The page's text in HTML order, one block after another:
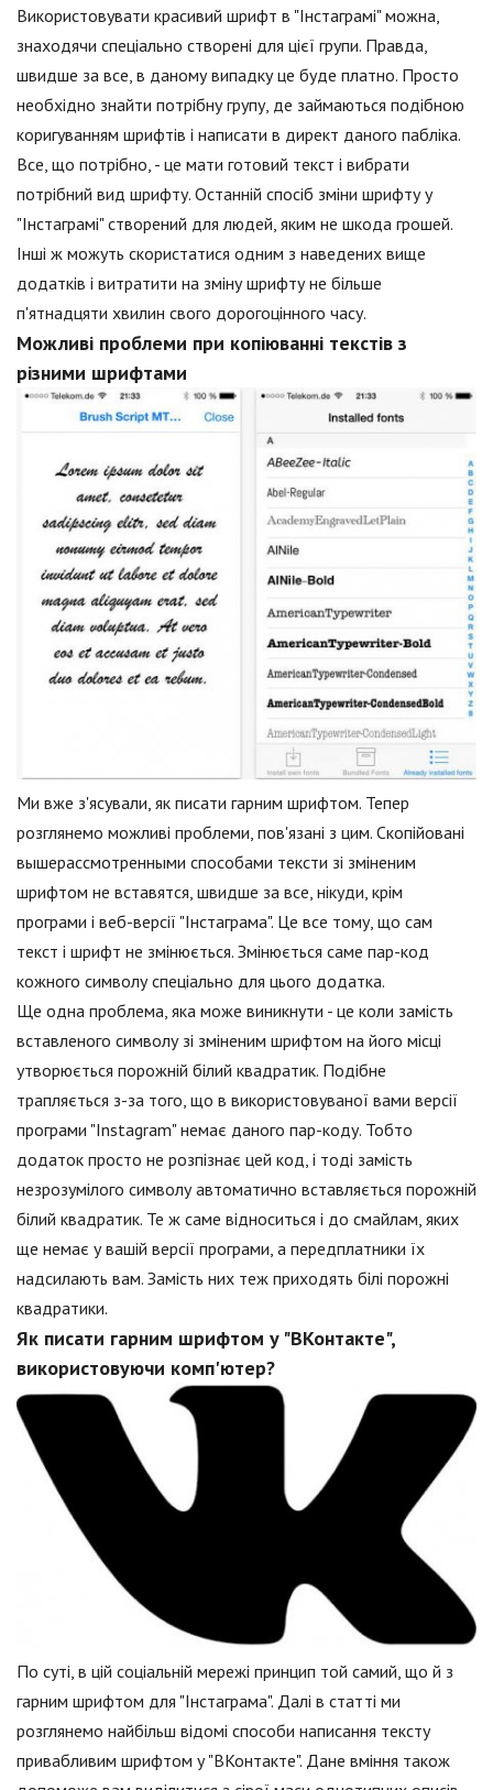
Використовувати красивий шрифт в "Інстаграмі" можна,
знаходячи спеціально створені для цієї групи. Правда,
швидше за все, в даному випадку це буде платно. Просто
необхідно знайти потрібну групу, де займаються подібною
коригуванням шрифтів і написати в директ даного пабліка.
Все, що потрібно, - це мати готовий текст і вибрати
потрібний вид шрифту. Останній спосіб зміни шрифту у
"Інстаграмі" створений для людей, яким не шкода грошей.
Інші ж можуть скористатися одним з наведених вище
додатків і витратити на зміну шрифту не більше
п'ятнадцяти хвилин свого дорогоцінного часу.
Можливі проблеми при копіюванні текстів з
різними шрифтами
Ми вже з'ясували, як писати гарним шрифтом. Тепер
розглянемо можливі проблеми, пов'язані з цим. Скопійовані
вышерассмотренными способами тексти зі зміненим
шрифтом не вставятся, швидше за все, нікуди, крім
програми і веб-версії "Інстаграма". Це все тому, що сам
текст і шрифт не змінюється. Змінюється саме пар-код
кожного символу спеціально для цього додатка.
Ще одна проблема, яка може виникнути - це коли замість
вставленого символу зі зміненим шрифтом на його місці
утворюється порожній білий квадратик. Подібне
трапляється з-за того, що в використовуваної вами версії
програми "Instagram" немає даного пар-коду. Тобто
додаток просто не розпізнає цей код, і тоді замість
незрозумілого символу автоматично вставляється порожній
білий квадратик. Те ж саме відноситься і до смайлам, яких
ще немає у вашій версії програми, а передплатники їх
надсилають вам. Замість них теж приходять білі порожні
квадратики.
Як писати гарним шрифтом у "ВКонтакте",
використовуючи комп'ютер?
По суті, в цій соціальній мережі принцип той самий, що й з
гарним шрифтом для "Інстаграма". Далі в статті ми
розглянемо найбільш відомі способи написання тексту
привабливим шрифтом у "ВКонтакте". Дане вміння також